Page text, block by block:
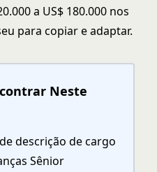
a US$ 180.000 nos
para copiar e adaptar.
Neste
descrição de cargo
Sênior